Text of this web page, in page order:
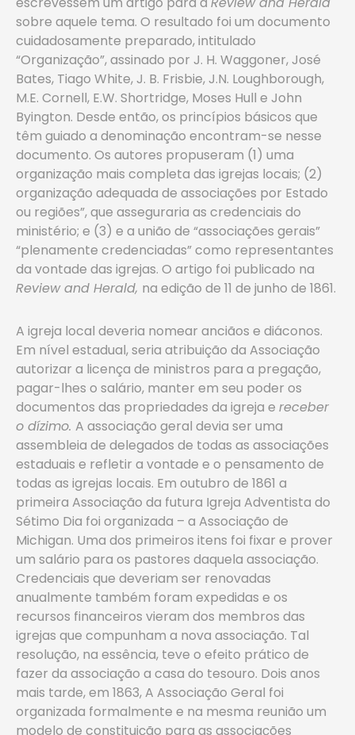
sobre aquele tema. O resultado foi um documento
cuidadosamente preparado, intitulado
“Organização”, assinado por J. H. Waggoner, José
Bates, Tiago White, J. B. Frisbie, J.N. Loughborough,
M.E. Cornell, E.W. Shortridge, Moses Hull e John
Byington. Desde então, os princípios básicos que
têm guiado a denominação encontram-se nesse
documento. Os autores propuseram (1) uma
organização mais completa das igrejas locais; (2)
organização adequada de associações por Estado
ou regiões”, que asseguraria as credenciais do
ministério; e (3) e a união de “associações gerais”
“plenamente credenciadas” como representantes
da vontade das igrejas. O artigo foi publicado na
Review and Herald, na edição de 11 de junho de 1861.
A igreja local deveria nomear anciãos e diáconos.
Em nível estadual, seria atribuição da Associação
autorizar a licença de ministros para a pregação,
pagar-lhes o salário, manter em seu poder os
documentos das propriedades da igreja e receber
o dízimo. A associação geral devia ser uma
assembleia de delegados de todas as associações
estaduais e refletir a vontade e o pensamento de
todas as igrejas locais. Em outubro de 1861 a
primeira Associação da futura Igreja Adventista do
Sétimo Dia foi organizada – a Associação de
Michigan. Uma dos primeiros itens foi fixar e prover
um salário para os pastores daquela associação.
Credenciais que deveriam ser renovadas
anualmente também foram expedidas e os
recursos financeiros vieram dos membros das
igrejas que compunham a nova associação. Tal
resolução, na essência, teve o efeito prático de
fazer da associação a casa do tesouro. Dois anos
mais tarde, em 1863, A Associação Geral foi
organizada formalmente e na mesma reunião um
modelo de constituição para as associações